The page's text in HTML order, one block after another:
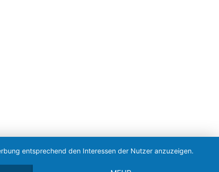
entsprechend den Interessen der Nutzer anzuzeigen.